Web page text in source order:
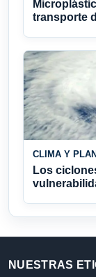
transporte
CLIMA Y
Los
NUESTRAS